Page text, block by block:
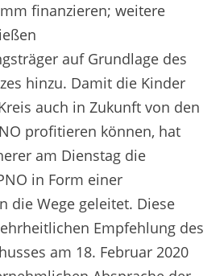
finanzieren; weitere
auf Grundlage des
hinzu. Damit die Kinder
auch in Zukunft von den
profitieren können, hat
am Dienstag die
in Form einer
die Wege geleitet. Diese
Empfehlung des
am 18. Februar 2020